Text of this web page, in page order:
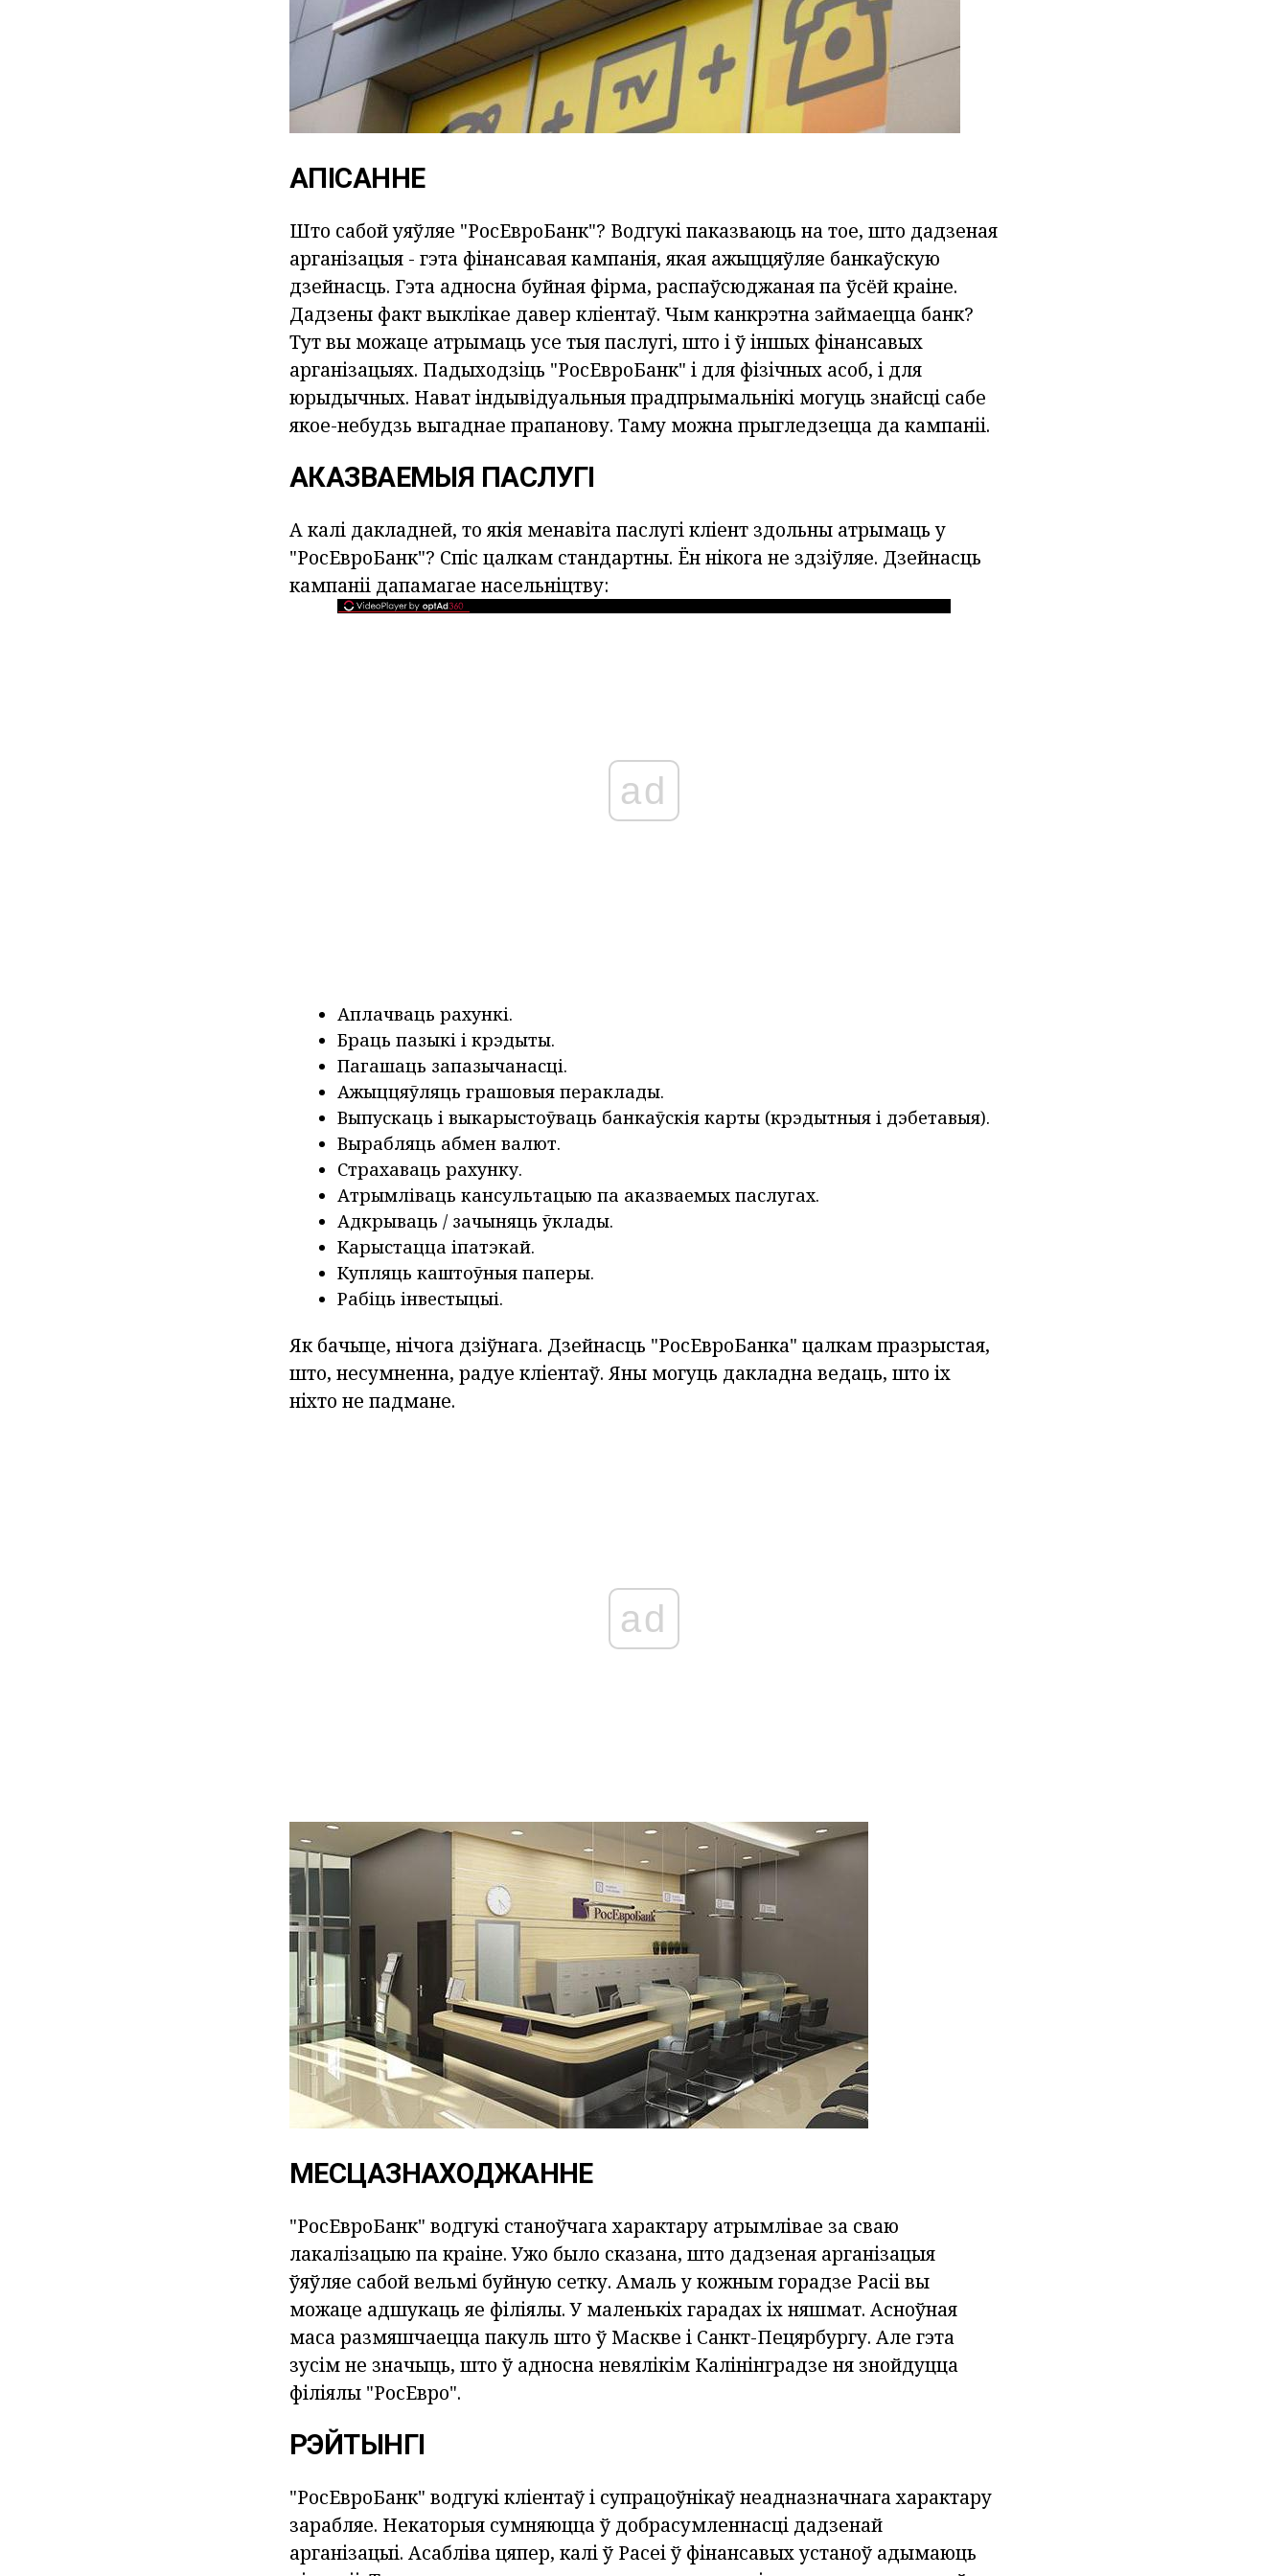
АПІСАННЕ
Што сабой уяўляе "РосЕвроБанк"? Водгукі паказваюць на тое, што дадзеная
арганізацыя - гэта фінансавая кампанія, якая ажыццяўляе банкаўскую
дзейнасць. Гэта адносна буйная фірма, распаўсюджаная па ўсёй краіне.
Дадзены факт выклікае давер кліентаў. Чым канкрэтна займаецца банк?
Тут вы можаце атрымаць усе тыя паслугі, што і ў іншых фінансавых
арганізацыях. Падыходзіць "РосЕвроБанк" і для фізічных асоб, і для
юрыдычных. Нават індывідуальныя прадпрымальнікі могуць знайсці сабе
якое-небудзь выгаднае прапанову. Таму можна прыгледзецца да кампаніі.
АКАЗВАЕМЫЯ ПАСЛУГІ
А калі дакладней, то якія менавіта паслугі кліент здольны атрымаць у
"РосЕвроБанк"? Спіс цалкам стандартны. Ён нікога не здзіўляе. Дзейнасць
кампаніі дапамагае насельніцтву:
ad
Аплачваць рахункі.
Браць пазыкі і крэдыты.
Пагашаць запазычанасці.
Ажыццяўляць грашовыя пераклады.
Выпускаць і выкарыстоўваць банкаўскія карты (крэдытныя і дэбетавыя).
Вырабляць абмен валют.
Страхаваць рахунку.
Атрымліваць кансультацыю па аказваемых паслугах.
Адкрываць / зачыняць ўклады.
Карыстацца іпатэкай.
Купляць каштоўныя паперы.
Рабіць інвестыцыі.
Як бачыце, нічога дзіўнага. Дзейнасць "РосЕвроБанка" цалкам празрыстая,
што, несумненна, радуе кліентаў. Яны могуць дакладна ведаць, што іх
ніхто не падмане.
ad
МЕСЦАЗНАХОДЖАННЕ
"РосЕвроБанк" водгукі станоўчага характару атрымлівае за сваю
лакалізацыю па краіне. Ужо было сказана, што дадзеная арганізацыя
ўяўляе сабой вельмі буйную сетку. Амаль у кожным горадзе Расіі вы
можаце адшукаць яе філіялы. У маленькіх гарадах іх няшмат. Асноўная
маса размяшчаецца пакуль што ў Маскве і Санкт-Пецярбургу. Але гэта
зусім не значыць, што ў адносна невялікім Калінінградзе ня знойдуцца
філіялы "РосЕвро".
РЭЙТЫНГІ
"РосЕвроБанк" водгукі кліентаў і супрацоўнікаў неадназначнага характару
зарабляе. Некаторыя сумняюцца ў добрасумленнасці дадзенай
арганізацыі. Асабліва цяпер, калі ў Расеі ў фінансавых устаноў адымаюць